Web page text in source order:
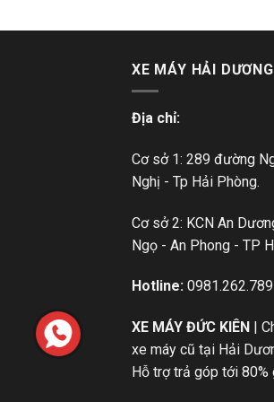
XE MÁY HẢI DƯƠNG
Địa chỉ:
Cơ sở 1: 289 đường
Nghị - Tp Hải Phòng.
Cơ sở 2: KCN An
Ngọ - An Phong - TP
Hotline: 0981.262.789
XE MÁY ĐỨC KIÊN
|
xe máy cũ tại Hải
Hỗ trợ trả góp tới 80%